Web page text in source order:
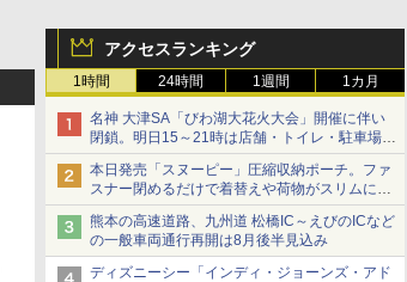
アクセスランキング
1時間 24時間 1週間 1カ月
名神 大津SA「びわ湖大花火大会」開催に伴い
閉鎖。明日15～21時は店舗・トイレ・駐車場の
利用不可
本日発売「スヌーピー」圧縮収納ポーチ。ファ
スナー閉めるだけで着替えや荷物がスリムにま
とまる
熊本の高速道路、九州道 松橋IC～えびのICなど
の一般車両通行再開は8月後半見込み
ディズニーシー「インディ・ジョーンズ・アド